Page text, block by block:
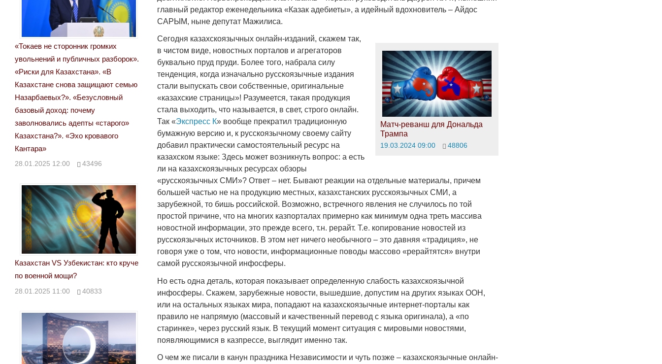
главный редактор еженедельника «Казак адебиеты», а идейный вдохновитель – Айдос
САРЫМ, ныне депутат Мажилиса.
Матч-реванш для Дональда
Трампа
19.03.2024 09:00 48806
Сегодня казахскоязычных онлайн-изданий, скажем так,
в чистом виде, новостных порталов и агрегаторов
буквально пруд пруди. Более того, набрала силу
тенденция, когда изначально русскоязычные издания
стали выпускать свои собственные, оригинальные
«казахские страницы»! Разумеется, такая продукция
стала выходить, что называется, в свет, строго онлайн.
Так «Экспресс К» вообще прекратил традиционную
бумажную версию и, к русскоязычному своему сайту
добавил практически самостоятельный ресурс на
казахском языке: Здесь может возникнуть вопрос: а есть
ли на казахскоязычных ресурсах обзоры
«русскоязычных СМИ»? Ответ – нет. Бывают реакции на отдельные материалы, причем
большей частью не на продукцию местных, казахстанских русскоязычных СМИ, а
зарубежной, то бишь российской. Возможно, встречного явления не случилось по той
простой причине, что на многих казпорталах примерно как минимум одна треть массива
новостной информации, это прежде всего, т.н. рерайт. Т.е. копирование новостей из
русскоязычных источников. В этом нет ничего необычного – это давняя «традиция», не
говоря уже о том, что новости, информационные поводы массово «рерайтятся» внутри
самой русскоязычной инфосферы.
Но есть одна деталь, которая показывает определенную слабость казахскоязычной
инфосферы. Скажем, зарубежные новости, вышедшие, допустим на других языках ООН,
или на остальных языках мира, попадают на казахскоязычные интернет-порталы как
правило не напрямую (массовый и качественный перевод с языка оригинала), а «по
старинке», через русский язык. В текущий момент ситуация с мировыми новостями,
появляющимися в казпрессе, выглядит именно так.
О чем же писали в канун праздника Независимости и чуть позже – казахскоязычные онлайн-
«Токаев не сторонник громких
увольнений и публичных разборок».
«Риски для Казахстана». «В
Казахстане снова защищают семью
Назарбаевых?». «Безусловный
базовый доход: почему
заволновались адепты «старого»
Казахстана?». «Эхо кровавого
Кантара»
28.01.2025 12:00 43496
Казахстан VS Узбекистан: кто круче
по военной мощи?
28.01.2025 11:00 40833